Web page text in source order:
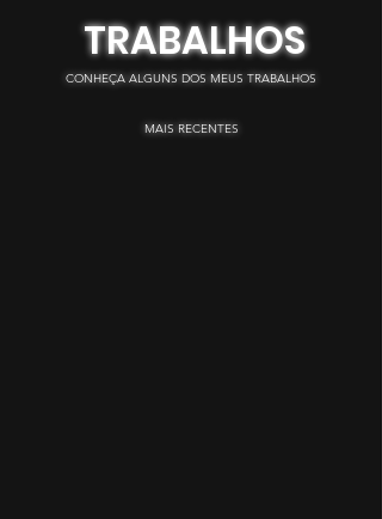
MAIS RECENTES
CONHEÇA ALGUNS DOS MEUS TRABALHOS
TRABALHOS